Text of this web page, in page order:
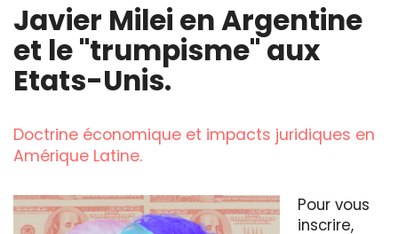
Javier Milei en Argentine
et le "trumpisme" aux
Etats-Unis.
Doctrine économique et impacts juridiques en
Amérique Latine.
Pour vous
inscrire,